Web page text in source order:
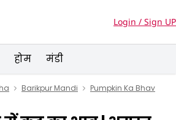
Login / Sign UP
होम मंडी
Barikpur Mandi Pumpkin Ka Bhav